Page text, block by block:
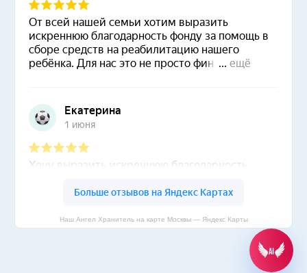
Наш Ангел Хранитель на карте Москвы — Яндекс Карты